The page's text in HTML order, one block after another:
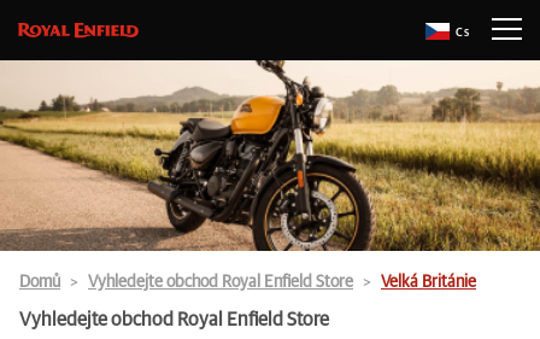
Cs
Domů Vyhledejte obchod Royal Enfield Store Velká Británie
Vyhledejte obchod Royal Enfield Store